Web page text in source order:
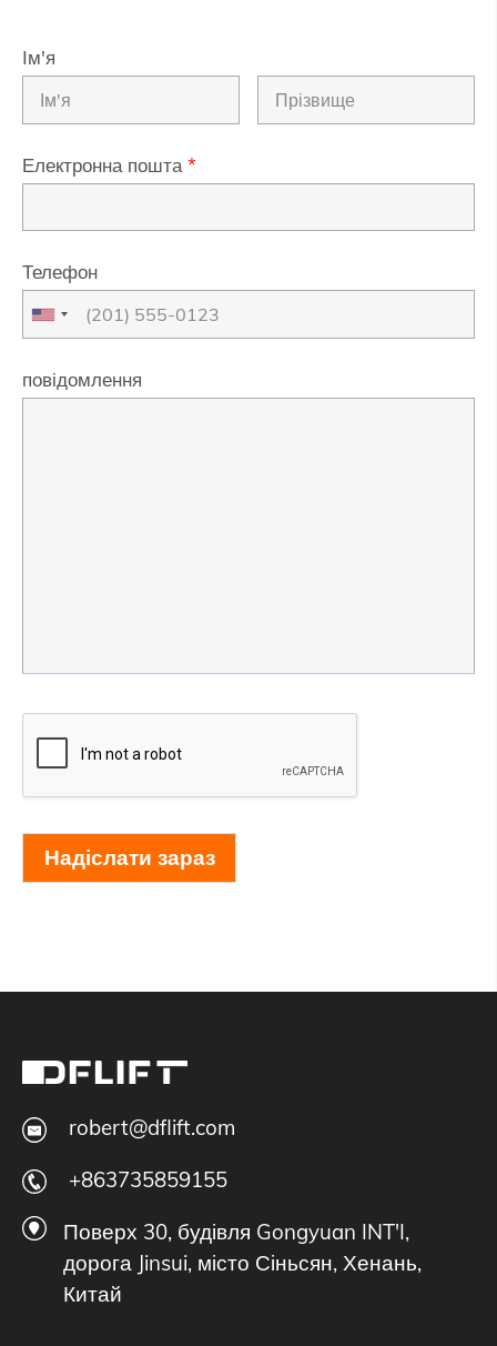
Ім'я
Електронна пошта *
Телефон
повідомлення
Надіслати зараз
robert@dflift.com
+863735859155
Поверх 30, будівля Gongyuan INT'I,
дорога Jinsui, місто Сіньсян, Хенань,
Китай